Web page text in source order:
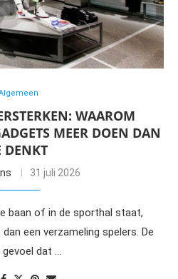
WAAROM
MEER DOEN DAN
DENKT
31 juli 2026
baan of in de sporthal staat,
een verzameling spelers. De
dat …